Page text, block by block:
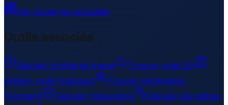
Voir toutes les actualités
Outils associés
Calculer le délai de transit
Trouver code SH
Estimer coûts transport
Trouver partenaires
(Connect)
Calculer l'assurance
Calculer les mètres